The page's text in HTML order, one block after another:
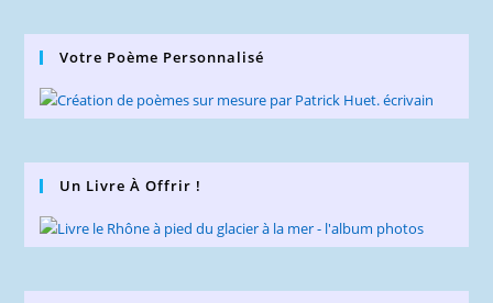
Votre Poème Personnalisé
Un Livre À Offrir !